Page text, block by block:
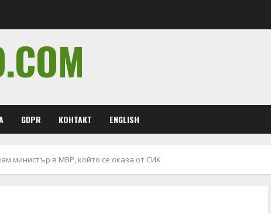
GDPR КОНТАКТ ENGLISH
в МВР, който се оказа от СИК